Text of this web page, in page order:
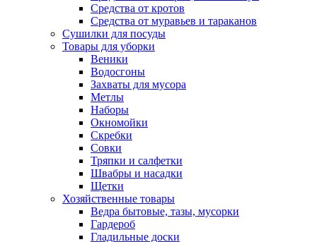
Средства от кротов
Средства от муравьев и тараканов
Сушилки для посуды
Товары для уборки
Веники
Водосгоны
Захваты для мусора
Метлы
Наборы
Окномойки
Скребки
Совки
Тряпки и салфетки
Швабры и насадки
Щетки
Хозяйственные товары
Ведра бытовые, тазы, мусорки
Гардероб
Гладильные доски